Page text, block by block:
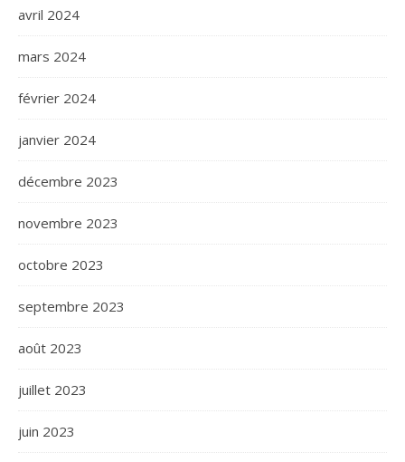
avril 2024
mars 2024
février 2024
janvier 2024
décembre 2023
novembre 2023
octobre 2023
septembre 2023
août 2023
juillet 2023
juin 2023